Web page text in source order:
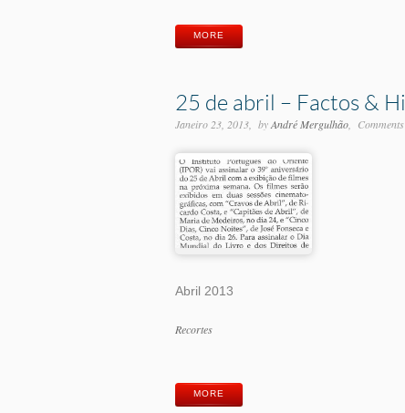
MORE
25 de abril – Factos &
Janeiro 23, 2013 byAndré Mergulhão
Abril 2013
Categorias
Recortes
MORE